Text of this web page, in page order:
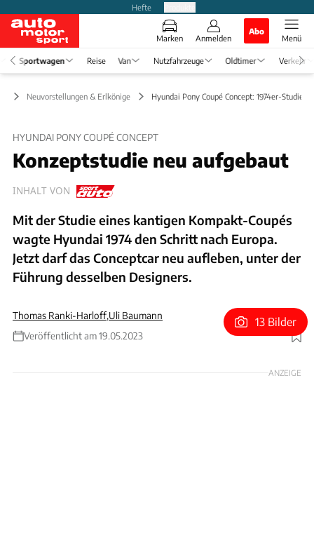
Hefte
Marken Anmelden
Abo
Menü
Sportwagen Reise Van Nutzfahrzeuge Oldtimer Verkehr
Neuvorstellungen & Erlkönige Hyundai Pony Coupé Concept: 1974er-Studie
HYUNDAI PONY COUPÉ CONCEPT
Konzeptstudie neu aufgebaut
INHALT VON
Mit der Studie eines kantigen Kompakt-Coupés
wagte Hyundai 1974 den Schritt nach Europa.
Jetzt darf das Conceptcar neu aufleben, unter der
Führung desselben Designers.
Thomas Ranki-Harloff,Uli Baumann
Veröffentlicht am 19.05.2023
Foto: Gerd Stegmaier
13 Bilder
ANZEIGE